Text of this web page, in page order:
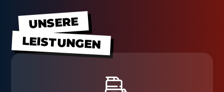
UNSERE
LEISTUNGEN